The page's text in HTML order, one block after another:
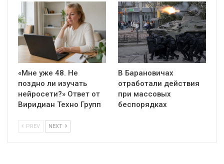
«Мне уже 48. Не
поздно ли изучать
нейросети?» Ответ от
Виридиан Техно Групп
В Барановичах
отработали действия
при массовых
беспорядках
PREV NEXT